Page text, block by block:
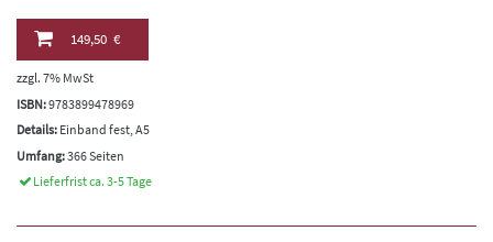
149,50 €
zzgl. 7% MwSt
ISBN:9783899478969
Details: Einband fest, A5
Umfang:366 Seiten
Lieferfrist ca. 3-5 Tage